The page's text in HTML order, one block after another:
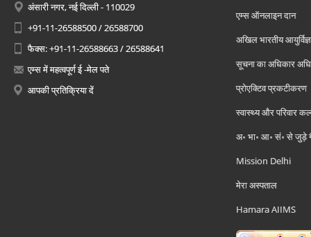
अंसारी नगर, नई दिल्ली - 110029
+91-11-26588500 / 26588700
फैक्स: +91-11-26588663 / 26588641
एम्स में महत्वपूर्ण ई -मेल पते
आपकी प्रतिक्रिया दें
एम्स ऑनलाइन दान
अखिल भारतीय
सूचना का अधिकार
प्रोएक्टिव प्रकटीकरण
स्वास्थ्य और परिवार
अ॰ भा॰ आ॰ सं॰ से जुड़े
Mission Delhi
मेरा अस्पताल
Hamara AIIMS